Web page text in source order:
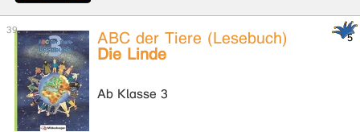
ABC der Tiere (Lesebuch)
Die Linde
Ab Klasse 3